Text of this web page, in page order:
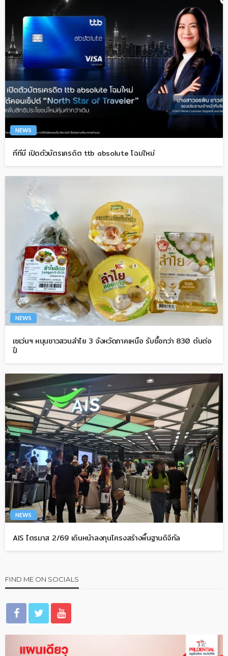
NEWS
ทีทีบี เปิดตัวบัตรเครดิต ttb absolute โฉมใหม่
NEWS
เซเว่นฯ หนุนชาวสวนลำไย 3 จังหวัดภาคเหนือ รับซื้อกว่า 830 ตันต่อ
ปี
NEWS
AIS ไตรมาส 2/69 เดินหน้าลงทุนโครงสร้างพื้นฐานดิจิทัล
FIND ME ON SOCIALS